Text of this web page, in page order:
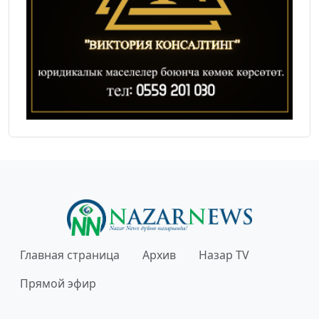
Главная страница Архив
Назар TV
Прямой эфир